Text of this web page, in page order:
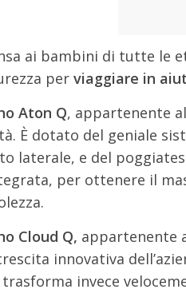
ai bambini di tutte le
per viaggiare in
Aton Q, appartenente
È dotato del geniale
laterale, e del
per ottenere il
Cloud Q, appartenente
innovativa
invece